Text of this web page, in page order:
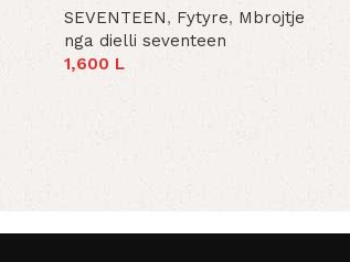
SEVENTEEN, Fytyre, Mbrojtje
nga dielli seventeen
1,600 L